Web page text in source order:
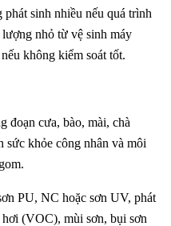
phát sinh nhiều nếu quá trình
nhỏ từ vệ sinh máy
không kiểm soát tốt.
đoạn cưa, bào, mài, chà
sức khỏe công nhân và môi
PU, NC hoặc sơn UV, phát
(VOC), mùi sơn, bụi sơn